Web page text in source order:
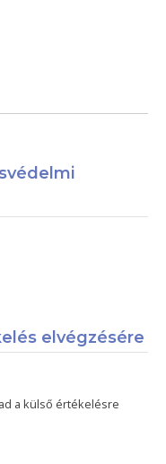
elvégzésére
a külső értékelésre